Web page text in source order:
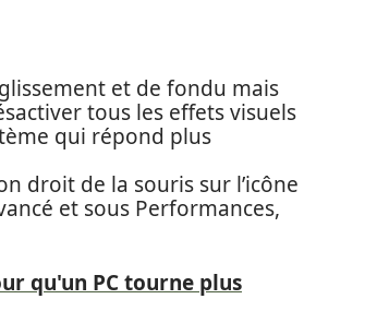
et de fondu mais
tous les effets visuels
qui répond plus
droit de la souris sur l’icône
et sous Performances,
qu'un PC tourne plus